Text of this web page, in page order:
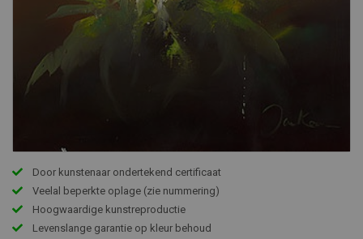
Door kunstenaar ondertekend certificaat
Veelal beperkte oplage (zie nummering)
Hoogwaardige kunstreproductie
Levenslange garantie op kleur behoud